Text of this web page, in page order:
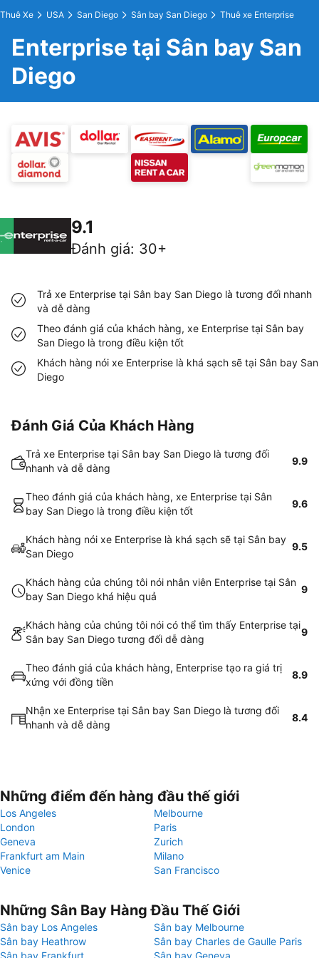
Thuê Xe USA San Diego Sân bay San Diego Thuê xe Enterprise
Enterprise tại Sân bay San
Diego
9.1
Đánh giá: 30+
Trả xe Enterprise tại Sân bay San Diego là tương đối nhanh
và dễ dàng
Theo đánh giá của khách hàng, xe Enterprise tại Sân bay
San Diego là trong điều kiện tốt
Khách hàng nói xe Enterprise là khá sạch sẽ tại Sân bay San
Diego
Đánh Giá Của Khách Hàng
Trả xe Enterprise tại Sân bay San Diego là tương đối
nhanh và dễ dàng
9.9
Theo đánh giá của khách hàng, xe Enterprise tại Sân
bay San Diego là trong điều kiện tốt
9.6
Khách hàng nói xe Enterprise là khá sạch sẽ tại Sân bay
San Diego
9.5
Khách hàng của chúng tôi nói nhân viên Enterprise tại Sân
bay San Diego khá hiệu quả
9
Khách hàng của chúng tôi nói có thể tìm thấy Enterprise tại
Sân bay San Diego tương đối dễ dàng
9
Theo đánh giá của khách hàng, Enterprise tạo ra giá trị
xứng với đồng tiền
8.9
Nhận xe Enterprise tại Sân bay San Diego là tương đối
nhanh và dễ dàng
8.4
Những điểm đến hàng đầu thế giới
Los Angeles
Melbourne
London
Paris
Geneva
Zurich
Frankfurt am Main
Milano
Venice
San Francisco
Những Sân Bay Hàng Đầu Thế Giới
Sân bay Los Angeles
Sân bay Melbourne
Sân bay Heathrow
Sân bay Charles de Gaulle Paris
Sân bay Frankfurt
Sân bay Geneva